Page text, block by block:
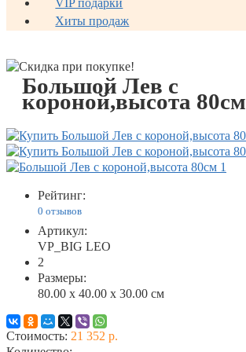
Хиты продаж
Большой Лев с
короной,высота 80см
Рейтинг:
0 отзывов
Артикул:
VP_BIG LEO
2
Размеры:
80.00 x 40.00 x 30.00 см
Стоимость: 21 352 р.